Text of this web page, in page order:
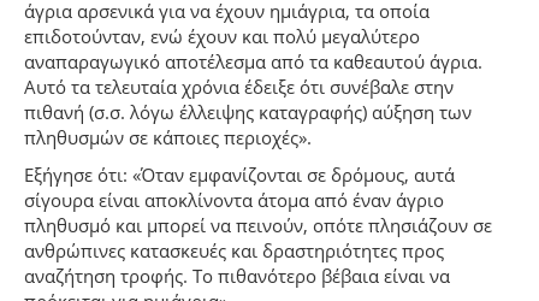
άγρια αρσενικά για να έχουν ημιάγρια, τα οποία
επιδοτούνταν, ενώ έχουν και πολύ μεγαλύτερο
αναπαραγωγικό αποτέλεσμα από τα καθεαυτού άγρια.
Αυτό τα τελευταία χρόνια έδειξε ότι συνέβαλε στην
πιθανή (σ.σ. λόγω έλλειψης καταγραφής) αύξηση των
πληθυσμών σε κάποιες περιοχές».
Εξήγησε ότι: «Όταν εμφανίζονται σε δρόμους, αυτά
σίγουρα είναι αποκλίνοντα άτομα από έναν άγριο
πληθυσμό και μπορεί να πεινούν, οπότε πλησιάζουν σε
ανθρώπινες κατασκευές και δραστηριότητες προς
αναζήτηση τροφής. Το πιθανότερο βέβαια είναι να